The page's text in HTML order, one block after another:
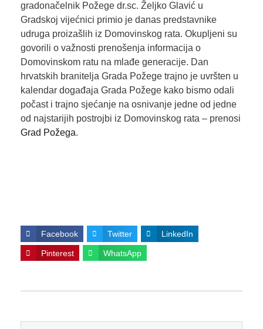
gradonačelnik Požege dr.sc. Željko Glavić u
Gradskoj vijećnici primio je danas predstavnike
udruga proizašlih iz Domovinskog rata. Okupljeni su
govorili o važnosti prenošenja informacija o
Domovinskom ratu na mlađe generacije. Dan
hrvatskih branitelja Grada Požege trajno je uvršten u
kalendar događaja Grada Požege kako bismo odali
počast i trajno sjećanje na osnivanje jedne od jedne
od najstarijih postrojbi iz Domovinskog rata – prenosi
Grad Požega.
Facebook Twitter LinkedIn
Pinterest WhatsApp